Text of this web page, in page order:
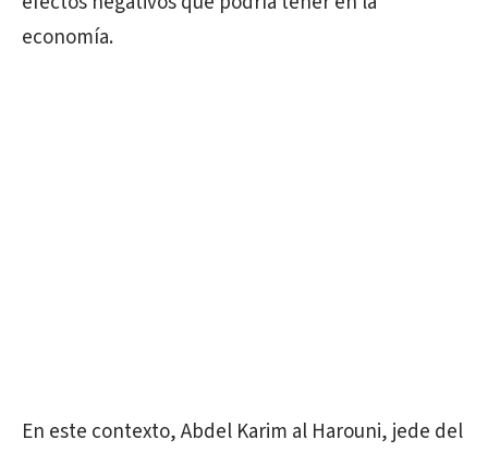
economía.
En este contexto, Abdel Karim al Harouni, jede del